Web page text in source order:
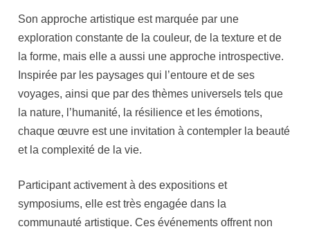
Son approche artistique est marquée par une
exploration constante de la couleur, de la texture et de
la forme, mais elle a aussi une approche introspective.
Inspirée par les paysages qui l’entoure et de ses
voyages, ainsi que par des thèmes universels tels que
la nature, l’humanité, la résilience et les émotions,
chaque œuvre est une invitation à contempler la beauté
et la complexité de la vie.
Participant activement à des expositions et
symposiums, elle est très engagée dans la
communauté artistique. Ces événements offrent non